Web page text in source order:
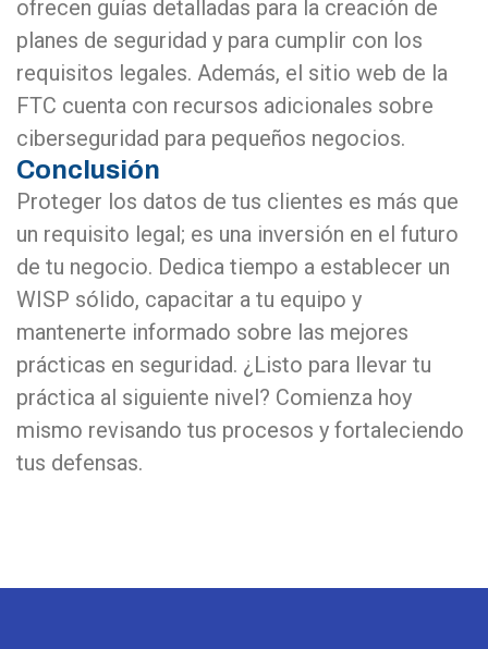
ofrecen guías detalladas para la creación de
planes de seguridad y para cumplir con los
requisitos legales. Además, el sitio web de la
FTC cuenta con recursos adicionales sobre
ciberseguridad para pequeños negocios​​.
Conclusión
Proteger los datos de tus clientes es más que
un requisito legal; es una inversión en el futuro
de tu negocio. Dedica tiempo a establecer un
WISP sólido, capacitar a tu equipo y
mantenerte informado sobre las mejores
prácticas en seguridad. ¿Listo para llevar tu
práctica al siguiente nivel? Comienza hoy
mismo revisando tus procesos y fortaleciendo
tus defensas.